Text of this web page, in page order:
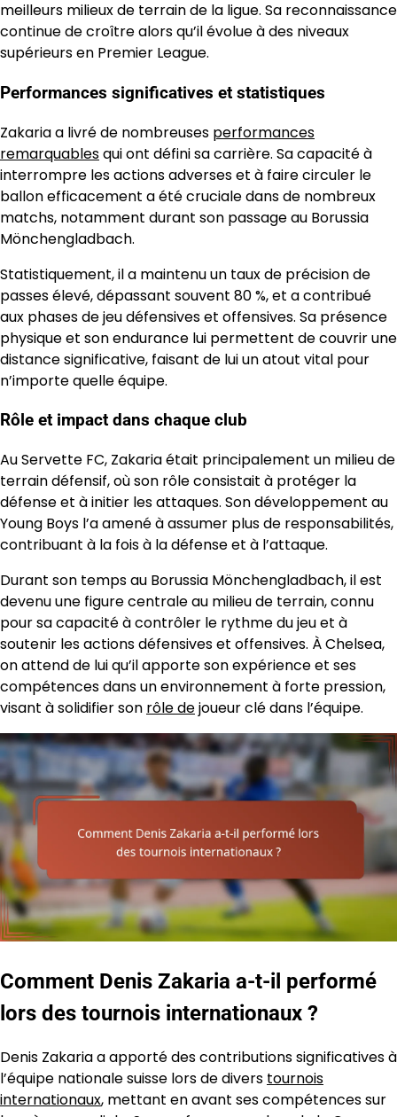
meilleurs milieux de terrain de la ligue. Sa reconnaissance
continue de croître alors qu’il évolue à des niveaux
supérieurs en Premier League.
Performances significatives et statistiques
Zakaria a livré de nombreuses performances
remarquablesqui ont défini sa carrière. Sa capacité à
interrompre les actions adverses et à faire circuler le
ballon efficacement a été cruciale dans de nombreux
matchs, notamment durant son passage au Borussia
Mönchengladbach.
Statistiquement, il a maintenu un taux de précision de
passes élevé, dépassant souvent 80 %, et a contribué
aux phases de jeu défensives et offensives. Sa présence
physique et son endurance lui permettent de couvrir une
distance significative, faisant de lui un atout vital pour
n’importe quelle équipe.
Rôle et impact dans chaque club
Au Servette FC, Zakaria était principalement un milieu de
terrain défensif, où son rôle consistait à protéger la
défense et à initier les attaques. Son développement au
Young Boys l’a amené à assumer plus de responsabilités,
contribuant à la fois à la défense et à l’attaque.
Durant son temps au Borussia Mönchengladbach, il est
devenu une figure centrale au milieu de terrain, connu
pour sa capacité à contrôler le rythme du jeu et à
soutenir les actions défensives et offensives. À Chelsea,
on attend de lui qu’il apporte son expérience et ses
compétences dans un environnement à forte pression,
visant à solidifier son rôle dejoueur clé dans l’équipe.
Comment Denis Zakaria a-t-il performé
lors des tournois internationaux ?
Denis Zakaria a apporté des contributions significatives à
l’équipe nationale suisse lors de divers tournois
internationaux, mettant en avant ses compétences sur